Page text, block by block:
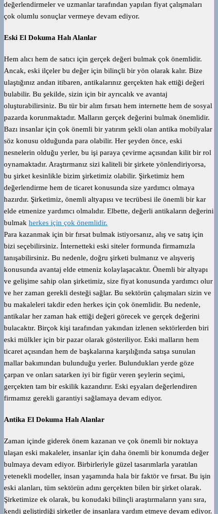
değerlendirmeler ve uzmanlar tarafından yapılan fiyat çalışmaları
çok olumlu sonuçlar vermeye devam ediyor.
Eski El Dokuma Halı Alanlar
Hem alıcı hem de satıcı için gerçek değeri bulmak çok önemlidir.
Ancak, eski ilçeler bu değer için bilinçli bir yön olarak kalır. Bize
ulaştığınız andan itibaren, antikalarınız gerçekten hak ettiği değeri
bulabilir. Bu şekilde, sizin için bir ayrıcalık ve avantaj
oluşturabilirsiniz. Bu tür bir alım fırsatı hem internette hem de sosyal
pazarda korunmaktadır. Malların gerçek değerini bulmak önemlidir.
Bazı insanlar için çok önemli bir yatırım şekli olan antika mobilyalar
söz konusu olduğunda para olabilir. Her şeyden önce, eski
nesnelerin olduğu yerler, bu işi paraya çevirme açısından kilit bir rol
oynamaktadır. Araştırmanız sizi kaliteli bir şirkete yönlendiriyorsa,
bu şirket kesinlikle bizim şirketimiz olabilir. Şirketimiz hem
değerlendirme hem de ticaret konusunda size yardımcı olmaya
hazırdır. Şirketimiz, önemli altyapısı ve tecrübesi ile önemli bir kar
elde etmenize yardımcı olmalıdır. Elbette, değerli antikaların değerini
bulmak herkes için çok önemlidir.
Para kazanmak için bir fırsat bulmak istiyorsanız, alış ve satış için
bizi seçebilirsiniz. İnternetteki eski siteler formunda firmamızla
tanışabilirsiniz. Bu nedenle, doğru şirketi bulmanız ve alışveriş
konusunda avantaj elde etmeniz kolaylaşacaktır. Önemli bir altyapı
ve gelişime sahip olan şirketimiz, size fiyat konusunda yardımcı olur
ve her zaman gerekli desteği sağlar. Bu sektörün çalışmaları sizin ve
bu makaleleri takdir eden herkes için çok önemlidir. Bu nedenle,
antikalar her zaman hak ettiği değeri görecek ve gerçek değerini
bulacaktır. Birçok kişi tarafından yakından izlenen sektörlerden biri
eski mülkler için bir pazar olarak gösteriliyor. Eski malların hem
ticaret açısından hem de başkalarına karşılığında satışa sunulan
mallar bakımından bulunduğu yerler. Bulundukları yerde göze
çarpan ve onları satarken iyi bir figür veren şeylerin seçimi,
gerçekten tam bir eskilik kazandırır. Eski eşyaları değerlendiren
firmamız gerekli garantiyi sağlamaya devam ediyor.
Antika El Dokuma Halı Alanlar
Zaman içinde giderek önem kazanan ve çok önemli bir noktaya
ulaşan eski makaleler, insanlar için daha önemli bir konumda değer
bulmaya devam ediyor. Birbirleriyle güzel tasarımlarla yaratılan
yetenekli modeller, insan yaşamında hala bir faktör ve fırsat. Bu işin
eski alanları, tüm sektörün adını gerçekten bilen bir şirket olarak.
Şirketimize ek olarak, bu konudaki bilinçli araştırmaların yanı sıra,
kendi geliştirdiği şirketler de insanlara yardım etmeye devam ediyor.